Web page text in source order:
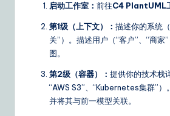
启动工作室： 前往C4 PlantUML
第1级（上下文）： 描述你的系统
关”）。描述用户（“客户”、“商家
图。
第2级（容器）： 提供你的技术栈
“AWS S3”、“Kubernetes集群”）
并将其与前一模型关联。